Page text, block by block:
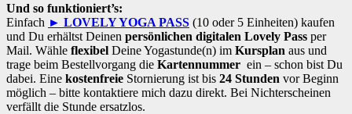
Und so funktioniert’s:
Einfach ► LOVELY YOGA PASS (10 oder 5 Einheiten) kaufen
und Du erhältst Deinen persönlichen digitalen Lovely Pass per
Mail. Wähle flexibel Deine Yogastunde(n) im Kursplan aus und
trage beim Bestellvorgang die Kartennummer ein – schon bist Du
dabei. Eine kostenfreie Stornierung ist bis 24 Stunden vor Beginn
möglich – bitte kontaktiere mich dazu direkt. Bei Nichterscheinen
verfällt die Stunde ersatzlos.